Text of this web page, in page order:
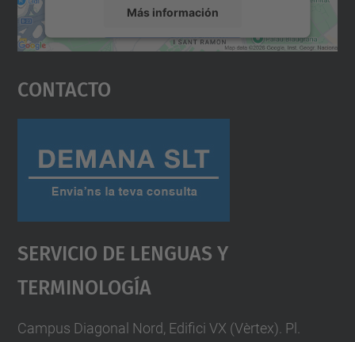
Más información
Aceptar
powered by
Contacto
Servicio De Lenguas Y
Terminología
Campus Diagonal Nord, Edifici VX (Vèrtex). Pl.